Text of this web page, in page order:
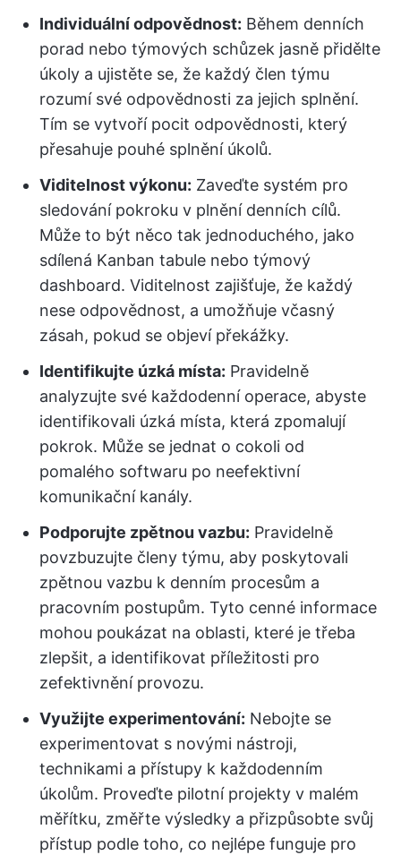
Individuální odpovědnost: Během denních
porad nebo týmových schůzek jasně přidělte
úkoly a ujistěte se, že každý člen týmu
rozumí své odpovědnosti za jejich splnění.
Tím se vytvoří pocit odpovědnosti, který
přesahuje pouhé splnění úkolů.
Viditelnost výkonu: Zaveďte systém pro
sledování pokroku v plnění denních cílů.
Může to být něco tak jednoduchého, jako
sdílená Kanban tabule nebo týmový
dashboard. Viditelnost zajišťuje, že každý
nese odpovědnost, a umožňuje včasný
zásah, pokud se objeví překážky.
Identifikujte úzká místa: Pravidelně
analyzujte své každodenní operace, abyste
identifikovali úzká místa, která zpomalují
pokrok. Může se jednat o cokoli od
pomalého softwaru po neefektivní
komunikační kanály.
Podporujte zpětnou vazbu: Pravidelně
povzbuzujte členy týmu, aby poskytovali
zpětnou vazbu k denním procesům a
pracovním postupům. Tyto cenné informace
mohou poukázat na oblasti, které je třeba
zlepšit, a identifikovat příležitosti pro
zefektivnění provozu.
Využijte experimentování: Nebojte se
experimentovat s novými nástroji,
technikami a přístupy k každodenním
úkolům. Proveďte pilotní projekty v malém
měřítku, změřte výsledky a přizpůsobte svůj
přístup podle toho, co nejlépe funguje pro